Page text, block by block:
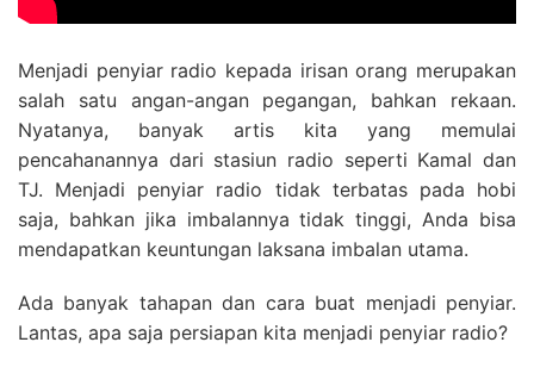
Menjadi penyiar radio kepada irisan orang merupakan
salah satu angan-angan pegangan, bahkan rekaan.
Nyatanya, banyak artis kita yang memulai
pencahanannya dari stasiun radio seperti Kamal dan
TJ. Menjadi penyiar radio tidak terbatas pada hobi
saja, bahkan jika imbalannya tidak tinggi, Anda bisa
mendapatkan keuntungan laksana imbalan utama.
Ada banyak tahapan dan cara buat menjadi penyiar.
Lantas, apa saja persiapan kita menjadi penyiar radio?